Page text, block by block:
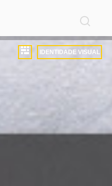
IDENTIDADE VISUAL